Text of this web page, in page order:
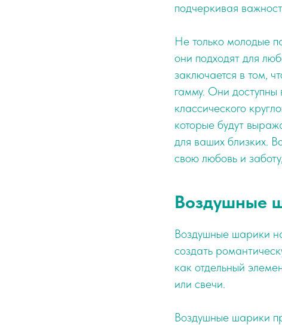
подчеркивая
Не только молодые
они подходят для
заключается в том,
гамму. Они
классического
которые будут
для ваших близких.
свою любовь и
Воздушные
Воздушные шарики
создать
как отдельный
или свечи.
Воздушные шарики